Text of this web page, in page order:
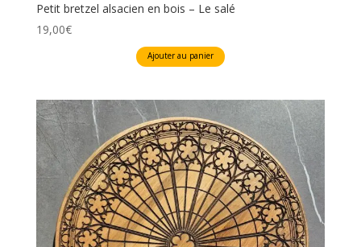
Petit bretzel alsacien en bois – Le salé
19,00€
Ajouter au panier